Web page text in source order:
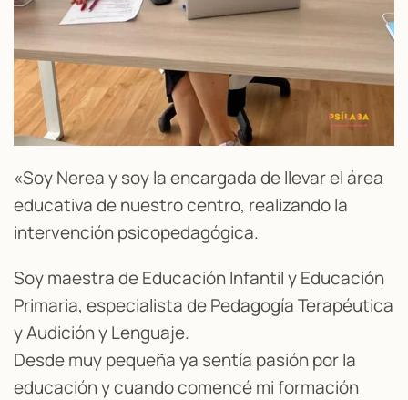
«Soy Nerea y soy la encargada de llevar el área
educativa de nuestro centro, realizando la
intervención psicopedagógica.
Soy maestra de Educación Infantil y Educación
Primaria, especialista de Pedagogía Terapéutica
y Audición y Lenguaje.
Desde muy pequeña ya sentía pasión por la
educación y cuando comencé mi formación